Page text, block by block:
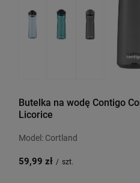
Butelka na wodę Contigo
Licorice
Model: Cortland
59,99 zł / szt.